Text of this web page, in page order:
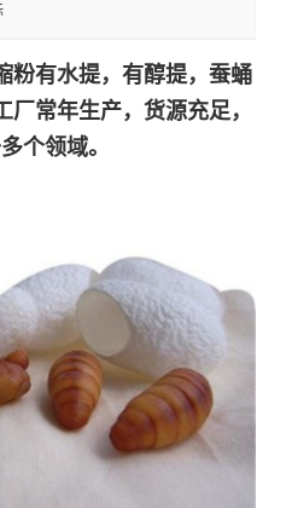
有水提，有醇提， 蚕蛹
厂常年生产，货源充足，
个领域。